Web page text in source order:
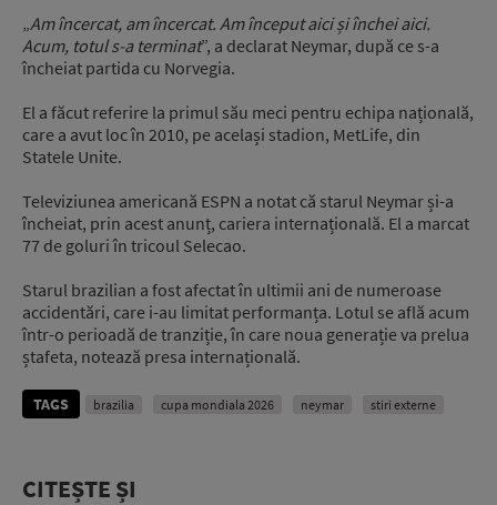
„Am încercat, am încercat. Am început aici și închei aici.
Acum, totul s-a terminat”, a declarat Neymar, după ce s-a
încheiat partida cu Norvegia.
El a făcut referire la primul său meci pentru echipa națională,
care a avut loc în 2010, pe același stadion, MetLife, din
Statele Unite.
Televiziunea americană ESPN a notat că starul Neymar și-a
încheiat, prin acest anunț, cariera internațională. El a marcat
77 de goluri în tricoul Selecao.
Starul brazilian a fost afectat în ultimii ani de numeroase
accidentări, care i-au limitat performanța. Lotul se află acum
într-o perioadă de tranziție, în care noua generație va prelua
ștafeta, notează presa internațională.
TAGS brazilia cupa mondiala 2026 neymar stiri externe
CITEȘTE ȘI